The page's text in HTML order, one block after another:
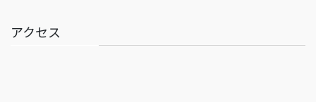
アクセス